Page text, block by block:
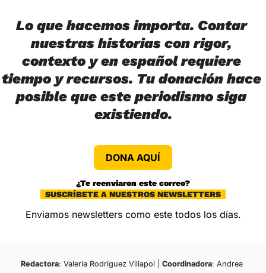
Lo que hacemos importa. Contar
nuestras historias con rigor,
contexto y en español requiere
tiempo y recursos. Tu donación hace
posible que este periodismo siga
existiendo.
DONA AQUÍ
¿Te reenviaron este correo?
  SUSCRÍBETE A NUESTROS NEWSLETTERS
Enviamos newsletters como este todos los días.
Redactora: Valeria Rodríguez Villapol | Coordinadora: Andrea